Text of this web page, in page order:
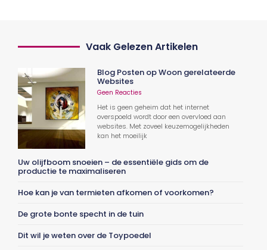
Vaak Gelezen Artikelen
Blog Posten op Woon gerelateerde
Websites
Geen Reacties
Het is geen geheim dat het internet
overspoeld wordt door een overvloed aan
websites. Met zoveel keuzemogelijkheden
kan het moeilijk
Uw olijfboom snoeien – de essentiële gids om de
productie te maximaliseren
Hoe kan je van termieten afkomen of voorkomen?
De grote bonte specht in de tuin
Dit wil je weten over de Toypoedel